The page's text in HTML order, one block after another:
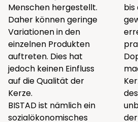
Menschen hergestellt.
Daher können geringe
Variationen in den
einzelnen Produkten
auftreten. Dies hat
jedoch keinen Einfluss
auf die Qualität der
Kerze.
BISTAD ist nämlich ein
sozialökonomisches
bis